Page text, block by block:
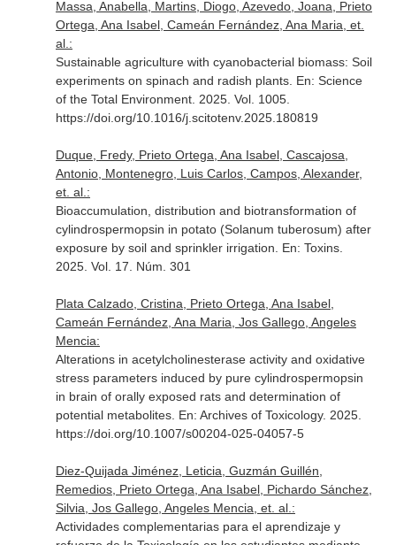
Massa, Anabella, Martins, Diogo, Azevedo, Joana, Prieto
Ortega, Ana Isabel, Cameán Fernández, Ana Maria, et.
al.:
Sustainable agriculture with cyanobacterial biomass: Soil
experiments on spinach and radish plants. En: Science
of the Total Environment. 2025. Vol. 1005.
https://doi.org/10.1016/j.scitotenv.2025.180819
Duque, Fredy, Prieto Ortega, Ana Isabel, Cascajosa,
Antonio, Montenegro, Luis Carlos, Campos, Alexander,
et. al.:
Bioaccumulation, distribution and biotransformation of
cylindrospermopsin in potato (Solanum tuberosum) after
exposure by soil and sprinkler irrigation. En: Toxins.
2025. Vol. 17. Núm. 301
Plata Calzado, Cristina, Prieto Ortega, Ana Isabel,
Cameán Fernández, Ana Maria, Jos Gallego, Angeles
Mencia:
Alterations in acetylcholinesterase activity and oxidative
stress parameters induced by pure cylindrospermopsin
in brain of orally exposed rats and determination of
potential metabolites. En: Archives of Toxicology. 2025.
https://doi.org/10.1007/s00204-025-04057-5
Diez-Quijada Jiménez, Leticia, Guzmán Guillén,
Remedios, Prieto Ortega, Ana Isabel, Pichardo Sánchez,
Silvia, Jos Gallego, Angeles Mencia, et. al.:
Actividades complementarias para el aprendizaje y